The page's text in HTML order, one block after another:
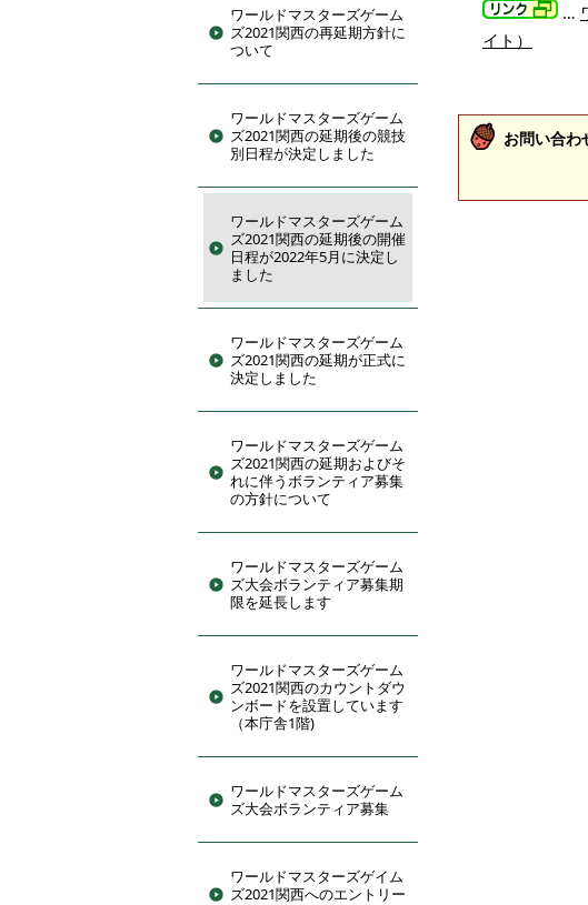
ワールドマスターズゲーム
ズ2021関西の再延期方針に
ついて
ワールドマスターズゲーム
ズ2021関西の延期後の競技
別日程が決定しました
ワールドマスターズゲーム
ズ2021関西の延期後の開催
日程が2022年5月に決定し
ました
ワールドマスターズゲーム
ズ2021関西の延期が正式に
決定しました
ワールドマスターズゲーム
ズ2021関西の延期およびそ
れに伴うボランティア募集
の方針について
ワールドマスターズゲーム
ズ大会ボランティア募集期
限を延長します
ワールドマスターズゲーム
ズ2021関西のカウントダウ
ンボードを設置しています
（本庁舎1階)
ワールドマスターズゲーム
ズ大会ボランティア募集
ワールドマスターズゲイム
ズ2021関西へのエントリー
…
イト）
お問い合わ